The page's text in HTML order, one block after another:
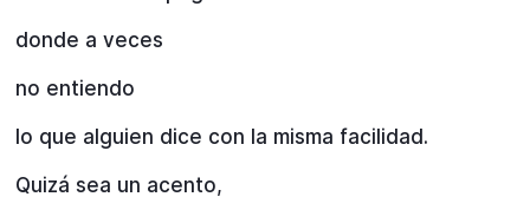
donde a veces
no entiendo
lo que alguien dice con la misma facilidad.
Quizá sea un acento,